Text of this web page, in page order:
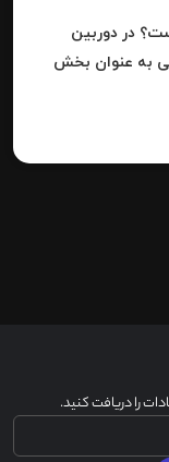
در دوربین
به عنوان بخش
را دریافت کنید.